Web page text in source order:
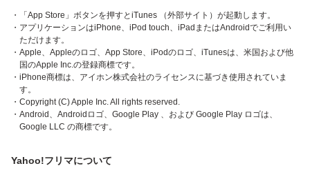
・「App Store」ボタンを押すとiTunes （外部サイト）が起動します。
・アプリケーションはiPhone、iPod touch、iPadまたはAndroidでご利用い
ただけます。
・Apple、Appleのロゴ、App Store、iPodのロゴ、iTunesは、米国および他
国のApple Inc.の登録商標です。
・iPhone商標は、アイホン株式会社のライセンスに基づき使用されていま
す。
・Copyright (C) Apple Inc. All rights reserved.
・Android、Androidロゴ、Google Play 、および Google Play ロゴは、
Google LLC の商標です。
Yahoo!フリマについて